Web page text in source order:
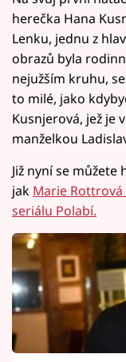
herečka Hana
Lenku, jednu z
obrazů byla
nejužším kruhu,
to milé, jako
Kusnjerová, jež je
manželkou
Již nyní se
jak Marie
seriálu Polabí.